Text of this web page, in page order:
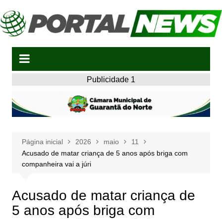
para
o
Publicidade 1
Página inicial 2026 maio
11
Acusado de matar criança de 5 anos após briga com
companheira vai a júri
Acusado de matar criança de
5 anos após briga com